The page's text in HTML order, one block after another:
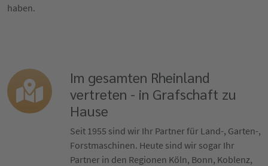
haben.
Im gesamten Rheinland
vertreten - in Grafschaft zu
Hause
Seit 1955 sind wir Ihr Partner für Land-, Garten-,
Forstmaschinen. Heute sind wir sogar Ihr
Partner in den Regionen Köln, Bonn, Koblenz,